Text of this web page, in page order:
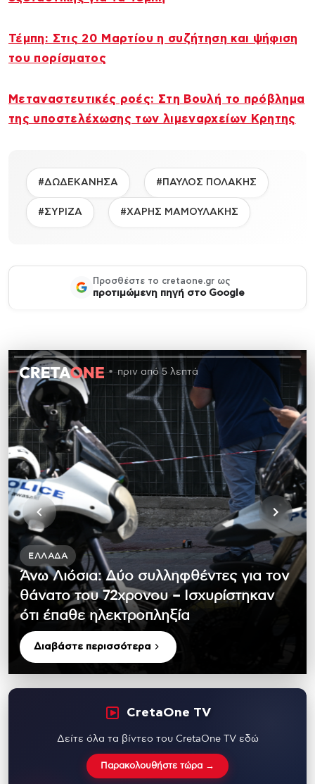
Τέμπη: Στις 20 Μαρτίου η συζήτηση και ψήφιση
του πορίσματος
Μεταναστευτικές ροές: Στη Βουλή το πρόβλημα
της υποστελέχωσης των λιμεναρχείων Κρητης
#ΔΩΔΕΚΑΝΗΣΑ #ΠΑΥΛΟΣ ΠΟΛΑΚΗΣ
#ΣΥΡΙΖΑ #ΧΑΡΗΣ ΜΑΜΟΥΛΑΚΗΣ
Προσθέστε το cretaone.gr ως
προτιμώμενη πηγή στο Google
πριν από 5 λεπτά
ΕΛΛΆΔΑ
Άνω Λιόσια: Δύο συλληφθέντες για τον
θάνατο του 72χρονου – Ισχυρίστηκαν
ότι έπαθε ηλεκτροπληξία
Διαβάστε περισσότερα
CretaOne TV
Δείτε όλα τα βίντεο του CretaOne TV εδώ
Παρακολουθήστε τώρα →